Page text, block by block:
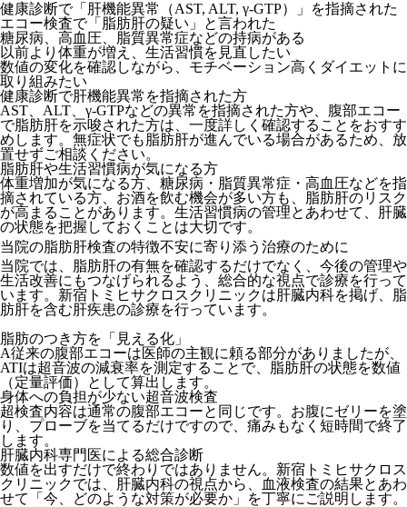
健康診断で「肝機能異常（AST, ALT, γ-GTP）」を指摘された
エコー検査で「脂肪肝の疑い」と言われた
糖尿病、高血圧、脂質異常症などの持病がある
以前より体重が増え、生活習慣を見直したい
数値の変化を確認しながら、モチベーション高くダイエットに
取り組みたい
健康診断で肝機能異常を指摘された方
AST、ALT、γ-GTPなどの異常を指摘された方や、腹部エコー
で脂肪肝を示唆された方は、一度詳しく確認することをおすす
めします。無症状でも脂肪肝が進んでいる場合があるため、放
置せずご相談ください。
脂肪肝や生活習慣病が気になる方
体重増加が気になる方、糖尿病・脂質異常症・高血圧などを指
摘されている方、お酒を飲む機会が多い方も、脂肪肝のリスク
が高まることがあります。生活習慣病の管理とあわせて、肝臓
の状態を把握しておくことは大切です。
当院の脂肪肝検査の特徴不安に寄り添う治療のために
当院では、脂肪肝の有無を確認するだけでなく、今後の管理や
生活改善にもつなげられるよう、総合的な視点で診療を行って
います。新宿トミヒサクロスクリニックは肝臓内科を掲げ、脂
肪肝を含む肝疾患の診療を行っています。
脂肪のつき方を「見える化」
A従来の腹部エコーは医師の主観に頼る部分がありましたが、
ATIは超音波の減衰率を測定することで、脂肪肝の状態を数値
（定量評価）として算出します。
身体への負担が少ない超音波検査
超検査内容は通常の腹部エコーと同じです。お腹にゼリーを塗
り、プローブを当てるだけですので、痛みもなく短時間で終了
します。
肝臓内科専門医による総合診断
数値を出すだけで終わりではありません。新宿トミヒサクロス
クリニックでは、肝臓内科の視点から、血液検査の結果とあわ
せて「今、どのような対策が必要か」を丁寧にご説明します。